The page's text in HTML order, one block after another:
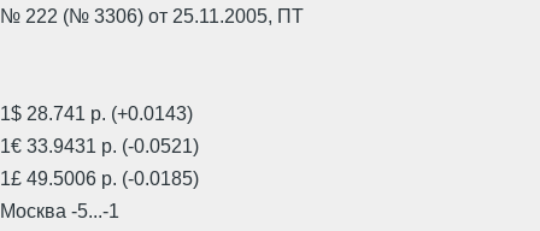
№ 222 (№ 3306) от 25.11.2005, ПТ
1$ 28.741 р. (+0.0143)
1€ 33.9431 р. (-0.0521)
1£ 49.5006 р. (-0.0185)
Москва -5...-1